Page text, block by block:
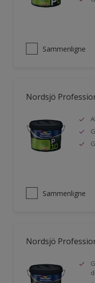
Sammenligne
Nordsjö
Sammenligne
Nordsjö